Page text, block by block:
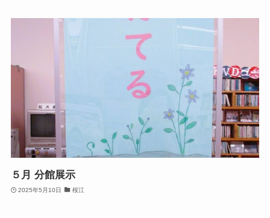
５月 分館展示
2025年5月10日 桜江